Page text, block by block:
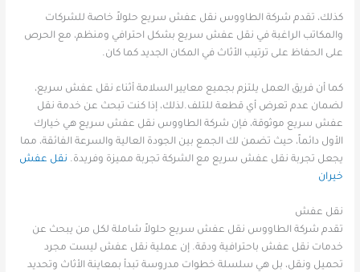
كذلك، تقدم شركة الطاووس نقل عفش سريع حلولاً خاصة للشركات
والمكاتب الراغبة في نقل عفش سريع بشكل احترافي ومنظم، مع الحرص
على الحفاظ على ترتيب الأثاث في المكان الجديد كما كان.
كما أن فريق العمل يلتزم بجميع معايير السلامة أثناء نقل عفش سريع،
لضمان عدم تعرض أي قطعة للتلف.لذلك، إذا كنت تبحث عن خدمة نقل
عفش سريع موثوقة، فإن شركة الطاووس نقل عفش سريع هي خيارك
الأول دائماً، حيث تضمن لك الجمع بين الجودة العالية والسرعة الفائقة، مما
يجعل تجربة نقل عفش سريع مع الشركة تجربة مميزة وفريدة. نقل عفش
خيران
نقل عفش
تقدم شركة الطاووس نقل عفش سريع حلولاً شاملة لكل من يبحث عن
خدمات نقل عفش باحترافية ودقة. إن عملية نقل عفش ليست مجرد
تحميل ونقل، بل هي سلسلة خطوات مدروسة تبدأ بمعاينة الأثاث وتحديد